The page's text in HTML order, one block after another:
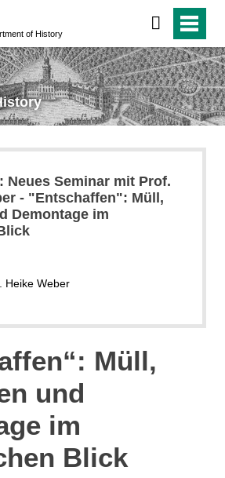
of History
Neues Seminar mit Prof.
- "Entschaffen": Müll,
Demontage im
Heike Weber
Müll,
und
im
Blick